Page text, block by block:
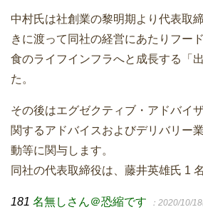
中村氏は社創業の黎明期より代表取
きに渡って同社の経営にあたりフー
食のライフインフラへと成長する「
た。
その後はエグゼクティブ・アドバイ
関するアドバイスおよびデリバリー
動等に関与します。
同社の代表取締役は、藤井英雄氏 1
181 名無しさん＠恐縮です ：2020/10/